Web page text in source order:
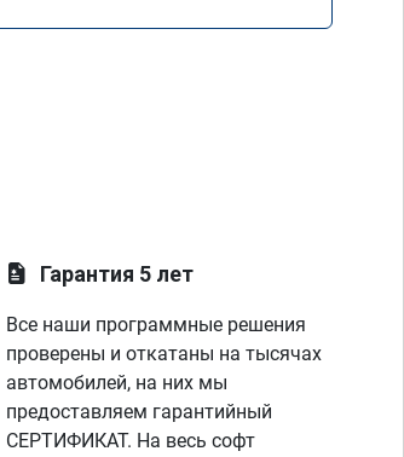
Гарантия 5 лет
Все наши программные решения
проверены и откатаны на тысячах
автомобилей, на них мы
предоставляем гарантийный
СЕРТИФИКАТ. На весь софт